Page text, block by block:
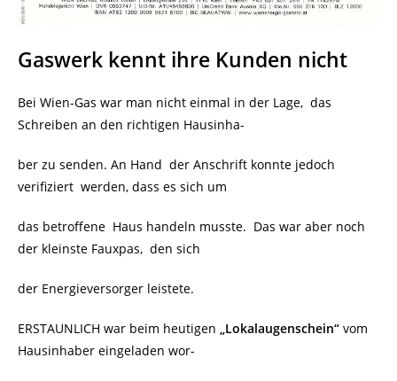
Gaswerk kennt ihre Kunden nicht
Bei Wien-Gas war man nicht einmal in der Lage, das
Schreiben an den richtigen Hausinha-
ber zu senden. An Hand der Anschrift konnte jedoch
verifiziert werden, dass es sich um
das betroffene Haus handeln musste. Das war aber noch
der kleinste Fauxpas, den sich
der Energieversorger leistete.
ERSTAUNLICH war beim heutigen „Lokalaugenschein“ vom
Hausinhaber eingeladen wor-